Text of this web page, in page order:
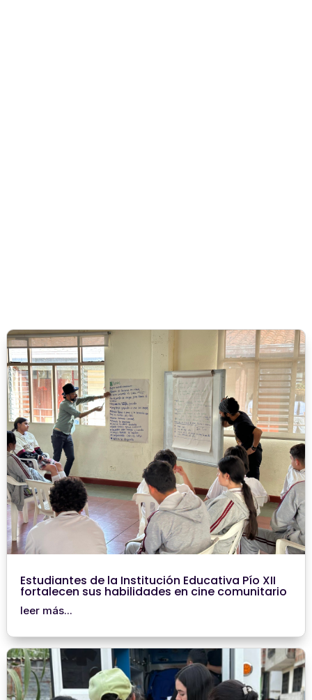
Estudiantes de la Institución Educativa Pío XII
fortalecen sus habilidades en cine comunitario
leer más...